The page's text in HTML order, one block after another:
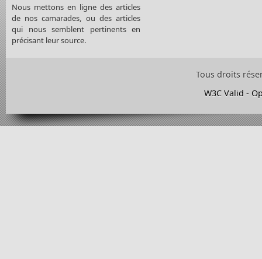
Nous mettons en ligne des articles
de nos camarades, ou des articles
qui nous semblent pertinents en
précisant leur source.
Tous droits
W3C Valid -